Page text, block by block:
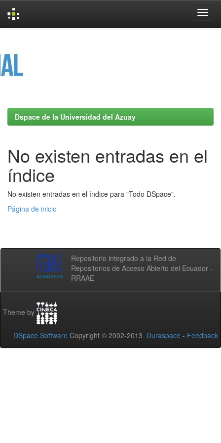
Dspace de la Universidad del Azuay
No existen entradas en el
índice
No existen entradas en el índice para "Todo DSpace".
Página de inicio
Repositorio integrado a la Red de
Repositorios de Acceso Abierto del Ecuador -
RRAAE
Theme by
DSpace Software Copyright © 2002-2013 Duraspace - Feedback